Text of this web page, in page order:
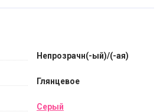
Непрозрачн(-ый)/(-ая)
Глянцевое
Серый